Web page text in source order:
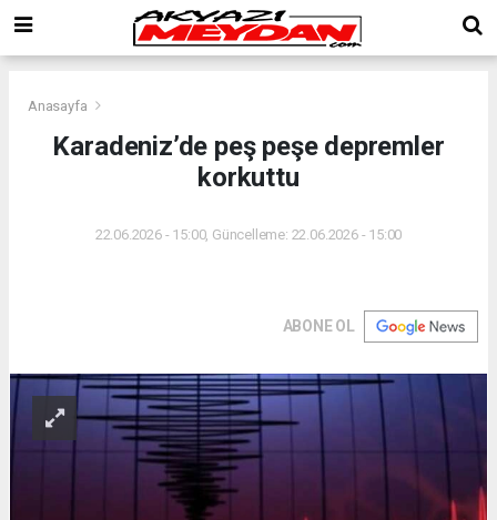
Anasayfa
Karadeniz’de peş peşe depremler
korkuttu
22.06.2026 - 15:00, Güncelleme: 22.06.2026 - 15:00
ABONE OL